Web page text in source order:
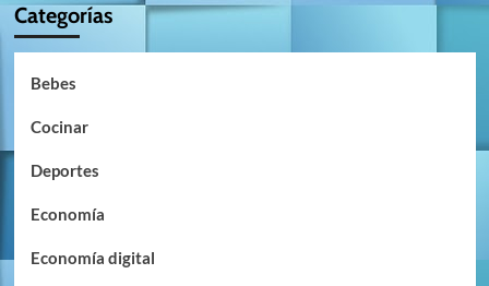
Categorías
Bebes
Cocinar
Deportes
Economía
Economía digital